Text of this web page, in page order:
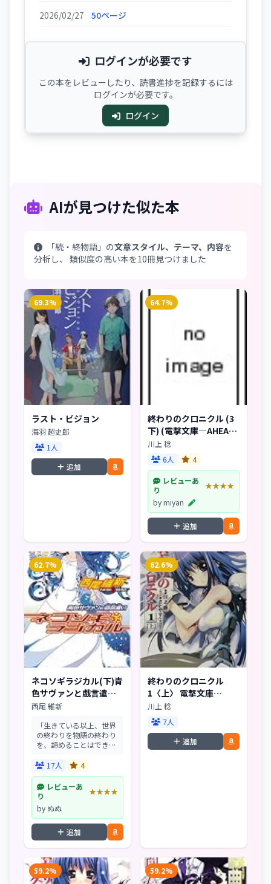
2026/02/27 50ページ
ログインが必要です
この本をレビューしたり、読書進捗を記録するには
ログインが必要です。
ログイン
AIが見つけた似た本
「続・終物語」の文章スタイル、テーマ、内容を
分析し、 類似度の高い本を10冊見つけました
69.3%
ラスト・ビジョン
海羽 超史郎
1人
追加
64.7%
終わりのクロニクル (3
下) (電撃文庫―AHEAD
シリーズ (0963))
川上 稔
6人
4
レビューあ
り
★★★★
by miyan
追加
62.7%
ネコソギラジカル(下)青
色サヴァンと戯言遣い
(講談社ノベルス)
西尾 維新
「生きている以上、世界
の終わりを物語の終わり
を、諦めることはできな
人”たる「狐面の男」は
い”に断言する。玖渚友
との決別。想影真心の暴
走。そして、復活する哀
川潤....
17人 4
レビューあ
り
★★★★
by ぬぬ
追加
62.6%
終わりのクロニクル
1〈上〉 電撃文庫
AHEADシリーズ
川上 稔
7人
追加
59.2% 59.2%